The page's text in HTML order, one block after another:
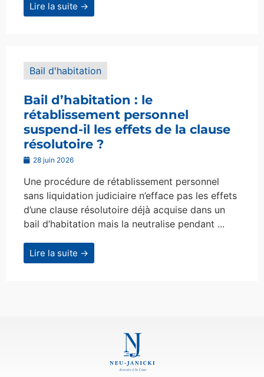
Lire la suite →
Bail d'habitation
Bail d’habitation : le
rétablissement personnel
suspend-il les effets de la clause
résolutoire ?
28 juin 2026
Une procédure de rétablissement personnel
sans liquidation judiciaire n’efface pas les effets
d’une clause résolutoire déjà acquise dans un
bail d’habitation mais la neutralise pendant ...
Lire la suite →